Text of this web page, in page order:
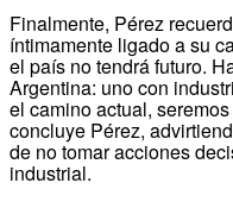
Finalmente, Pérez
íntimamente ligado a su
el país no tendrá futuro.
Argentina: uno con
el camino actual,
concluye Pérez,
de no tomar acciones
industrial.